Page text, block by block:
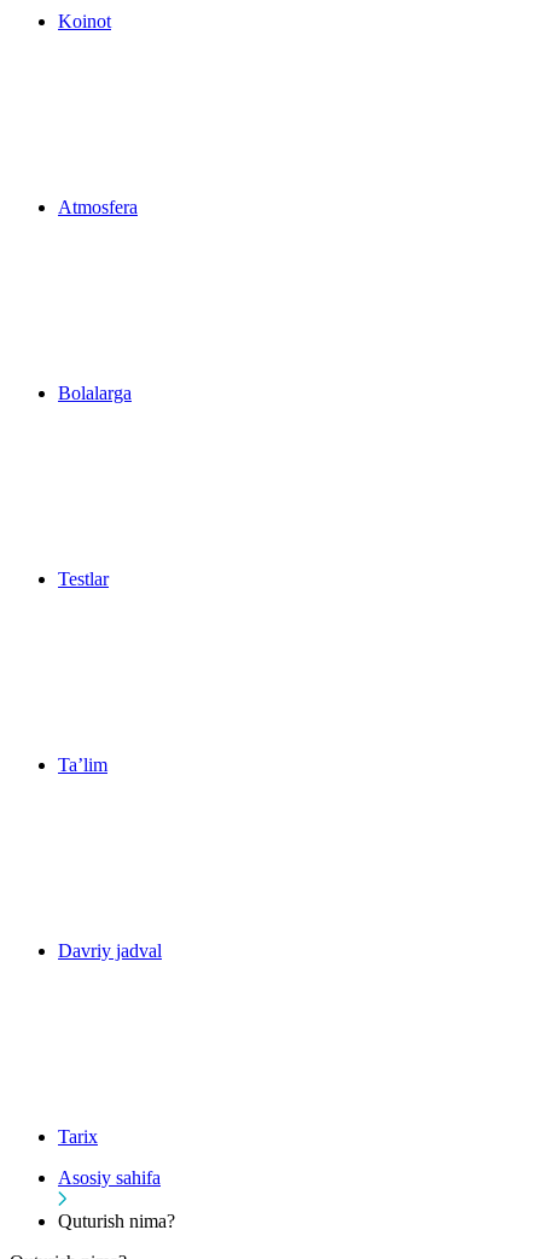
Koinot
Atmosfera
Bolalarga
Testlar
Ta’lim
Davriy jadval
Tarix
Asosiy sahifa
Quturish nima?